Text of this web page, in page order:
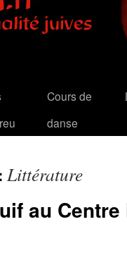
Cours de
danse
Littérature
au